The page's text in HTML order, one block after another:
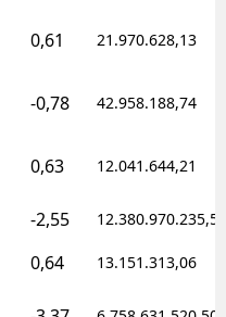
0,61 21.970.628,13
-0,78 42.958.188,74
0,63 12.041.644,21
-2,55 12.380.970.235,50
0,64 13.151.313,06